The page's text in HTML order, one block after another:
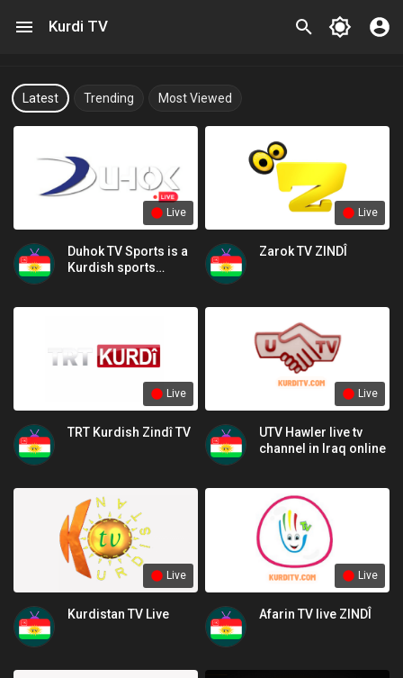
Kurdi TV
Latest Trending Most Viewed
Live
Duhok TV Sports is a
Kurdish sports
Live
Zarok TV ZINDÎ
Live
TRT Kurdish Zindî TV
Live
UTV Hawler live tv
channel in Iraq online
Live
Kurdistan TV Live
Live
Afarin TV live ZINDÎ